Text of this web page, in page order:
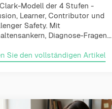
Modell der 4 Stufen -
Learner, Contributor und
Safety. Mit
Diagnose-Fragen...
Sie den vollständigen Artikel